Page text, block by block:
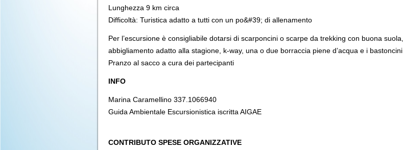
Lunghezza 9 km circa
Difficoltà: Turistica adatto a tutti con un po&#39; di allenamento
Per l’escursione è consigliabile dotarsi di scarponcini o scarpe da trekking con buona suola,
abbigliamento adatto alla stagione, k-way, una o due borraccia piene d’acqua e i bastoncini
Pranzo al sacco a cura dei partecipanti
INFO
Marina Caramellino 337.1066940
Guida Ambientale Escursionistica iscritta AIGAE
CONTRIBUTO SPESE ORGANIZZATIVE